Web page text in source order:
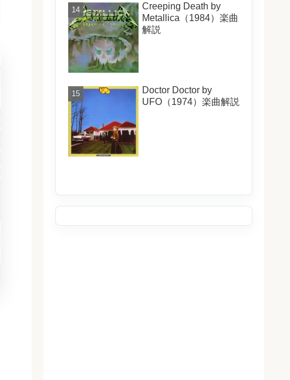
Creeping Death by
Metallica（1984）楽曲
解説
Doctor Doctor by
UFO（1974）楽曲解説